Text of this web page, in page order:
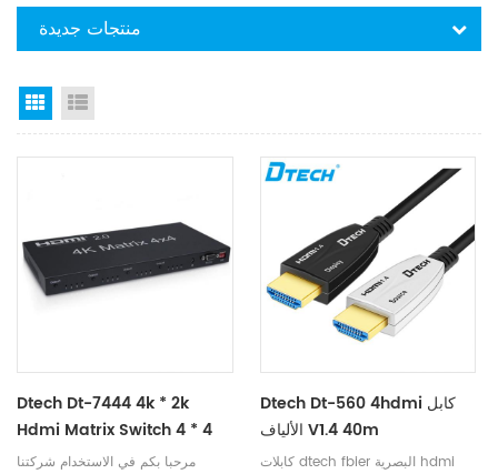
منتجات جديدة
Grid View
Dtech Dt-7444 4k * 2k
Hdmi Matrix Switch 4 * 4
مرحبا بكم في الاستخدام شركتنا
Dtech Dt-560 4hdmi كابل
الألياف V1.4 40m
كابلات dtech fbier البصرية hdmi